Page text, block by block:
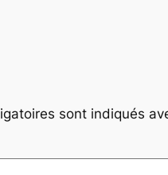
sont indiqués